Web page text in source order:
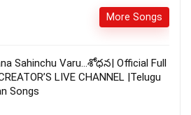
More Songs
Sahinchu Varu…శోధన| Official Full
LIVE CHANNEL |Telugu
Songs